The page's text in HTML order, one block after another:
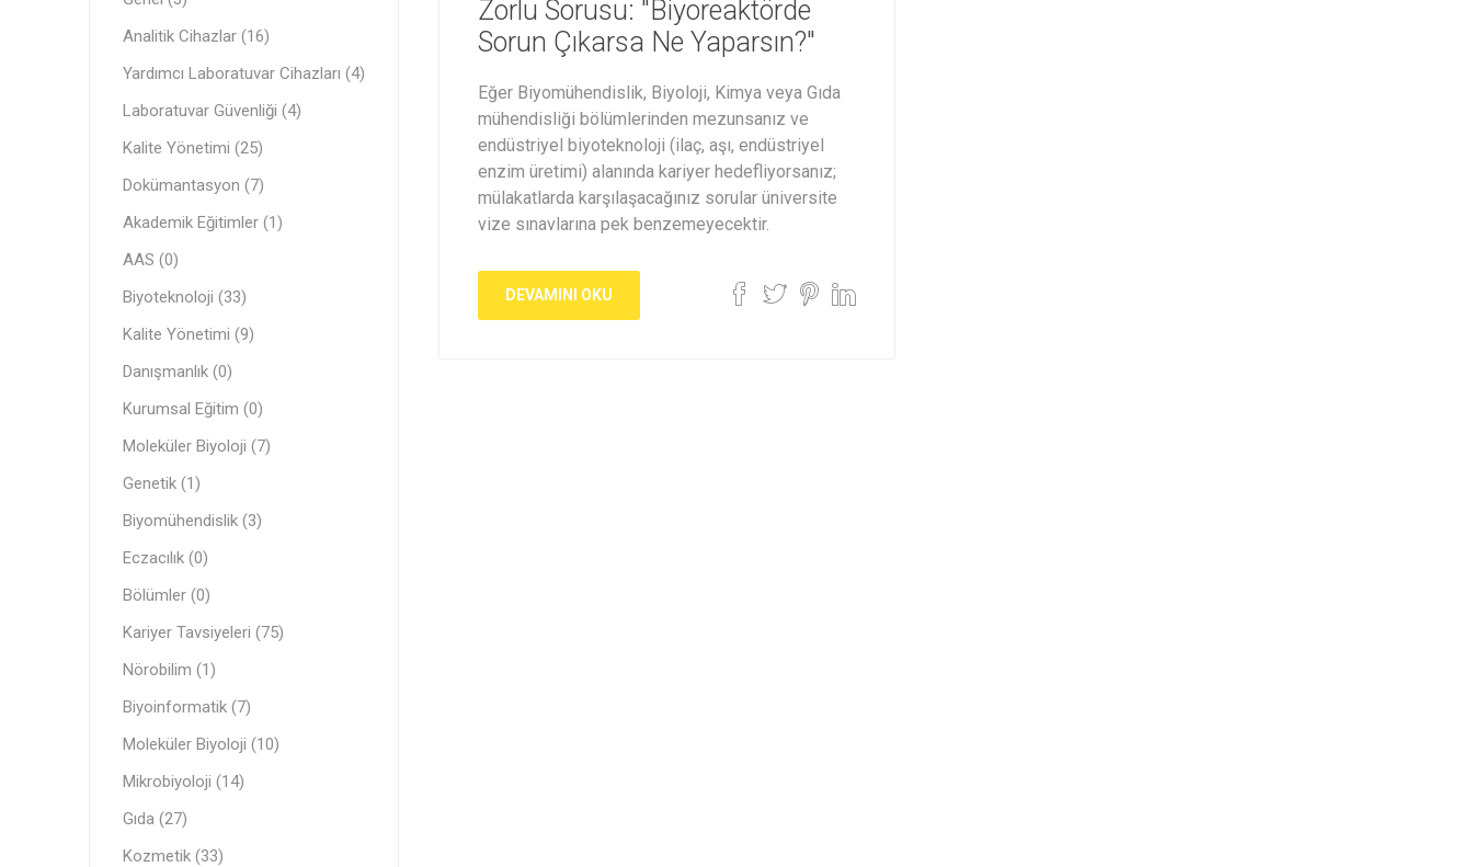
Zorlu Sorusu: "Biyoreaktörde
Sorun Çıkarsa Ne Yaparsın?"
Eğer Biyomühendislik, Biyoloji, Kimya veya Gıda
mühendisliği bölümlerinden mezunsanız ve
endüstriyel biyoteknoloji (ilaç, aşı, endüstriyel
enzim üretimi) alanında kariyer hedefliyorsanız;
mülakatlarda karşılaşacağınız sorular üniversite
vize sınavlarına pek benzemeyecektir.
DEVAMINI OKU
Analitik Cihazlar (16)
Yardımcı Laboratuvar Cihazları (4)
Laboratuvar Güvenliği (4)
Kalite Yönetimi (25)
Dokümantasyon (7)
Akademik Eğitimler (1)
AAS (0)
Biyoteknoloji (33)
Kalite Yönetimi (9)
Danışmanlık (0)
Kurumsal Eğitim (0)
Moleküler Biyoloji (7)
Genetik (1)
Biyomühendislik (3)
Eczacılık (0)
Bölümler (0)
Kariyer Tavsiyeleri (75)
Nörobilim (1)
Biyoinformatik (7)
Moleküler Biyoloji (10)
Mikrobiyoloji (14)
Gıda (27)
Kozmetik (33)